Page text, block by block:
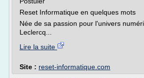
Reset Informatique en quelques mots
Née de sa passion pour l'univers
Leclercq...
Lire la suite
Site : reset-informatique.com